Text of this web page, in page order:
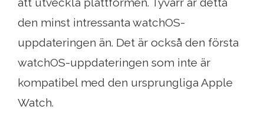
att utveckla plattformen. Tyvärr är detta
den minst intressanta watchOS-
uppdateringen än. Det är också den första
watchOS-uppdateringen som inte är
kompatibel med den ursprungliga Apple
Watch.